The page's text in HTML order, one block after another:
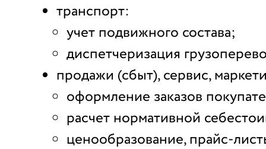
транспорт:
учет подвижного состава;
диспетчеризация
продажи (сбыт), сервис,
оформление заказов
расчет нормативной
ценообразование, прайс-